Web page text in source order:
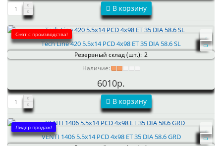
В корзину
Снят с производства!
Tech Line 420 5.5x14 PCD 4x98 ET 35 DIA 58.6 SL
Резервный склад (шт.): 2
Наличие:
6010р.
В корзину
Лидер продаж!
VENTI 1406 5.5x14 PCD 4x98 ET 35 DIA 58.6 GRD